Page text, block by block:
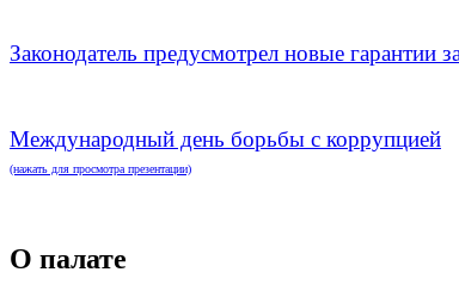
Законодатель предусмотрел новые гарантии
Международный день борьбы с коррупцией
(нажать для просмотра презентации)
О палате